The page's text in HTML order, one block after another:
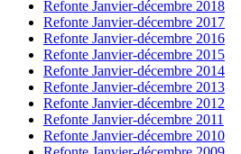
Refonte Janvier-décembre 2018
Refonte Janvier-décembre 2017
Refonte Janvier-décembre 2016
Refonte Janvier-décembre 2015
Refonte Janvier-décembre 2014
Refonte Janvier-décembre 2013
Refonte Janvier-décembre 2012
Refonte Janvier-décembre 2011
Refonte Janvier-décembre 2010